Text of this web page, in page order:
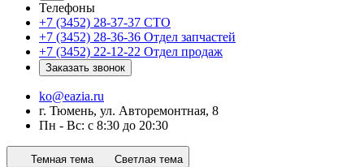
Телефоны
+7 (3452) 28-37-37 СТО
+7 (3452) 28-36-36 Отдел запчастей
+7 (3452) 22-12-22 Отдел продаж
Заказать звонок
ko@eazia.ru
г. Тюмень, ул. Авторемонтная, 8
Пн - Вс: с 8:30 до 20:30
Темная тема Светлая тема